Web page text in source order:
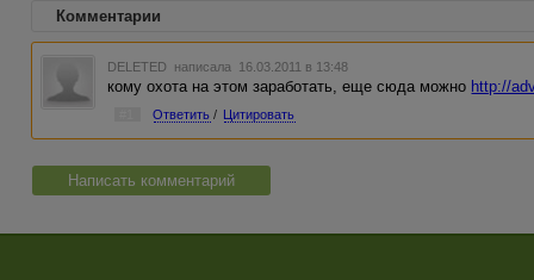
Комментарии
DELETED написала 16.03.2011 в 13:48
кому охота на этом заработать, еще сюда можно http://
Ответить / Цитировать
Написать комментарий